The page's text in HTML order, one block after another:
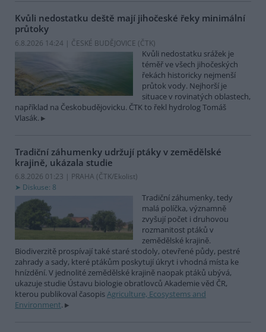
Kvůli nedostatku deště mají jihočeské řeky minimální
průtoky
6.8.2026 14:24 | ČESKÉ BUDĚJOVICE (ČTK)
Kvůli nedostatku srážek je
téměř ve všech jihočeských
řekách historicky nejmenší
průtok vody. Nejhorší je
situace v rovinatých oblastech,
například na Českobudějovicku. ČTK to řekl hydrolog Tomáš
Vlasák.
Tradiční záhumenky udržují ptáky v zemědělské
krajině, ukázala studie
6.8.2026 01:23 | PRAHA (ČTK/Ekolist)
Diskuse: 8
Tradiční záhumenky, tedy
malá políčka, významně
zvyšují počet i druhovou
rozmanitost ptáků v
zemědělské krajině.
Biodiverzitě prospívají také staré stodoly, otevřené půdy, pestré
zahrady a sady, které ptákům poskytují úkryt i vhodná místa ke
hnízdění. V jednolité zemědělské krajině naopak ptáků ubývá,
ukazuje studie Ústavu biologie obratlovců Akademie věd ČR,
kterou publikoval časopisAgriculture, Ecosystems and
Environment.